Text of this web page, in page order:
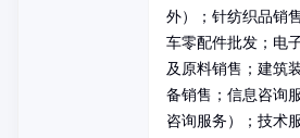
外）；针纺织品销
车零配件批发；电
及原料销售；建筑
备销售；信息咨询
咨询服务）；技术